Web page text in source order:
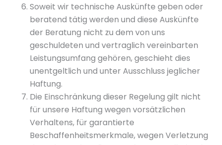
Soweit wir technische Auskünfte geben oder
beratend tätig werden und diese Auskünfte
der Beratung nicht zu dem von uns
geschuldeten und vertraglich vereinbarten
Leistungsumfang gehören, geschieht dies
unentgeltlich und unter Ausschluss jeglicher
Haftung.
Die Einschränkung dieser Regelung gilt nicht
für unsere Haftung wegen vorsätzlichen
Verhaltens, für garantierte
Beschaffenheitsmerkmale, wegen Verletzung